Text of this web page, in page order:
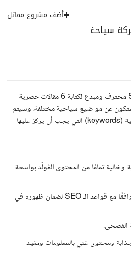
أضف مشروع مماثل
نبحث عن كاتب محتوى SEO محترف ومبدع لكتابة 6 مقالات حصرية
ستكون عن مواضيع سياحية مختلفة، وسيتم
تزويد الكاتب بالكلمات المفتاحية (keywords) التي يجب أن يركز عليها
وخالية تمامًا من المحتوى المُولّد بواسطة
* يجب أن يكون المحتوى متوافقًا مع قواعد الـ SEO لضمان ظهوره في
الفصحى.
ومحتوى غني بالمعلومات ومفيد